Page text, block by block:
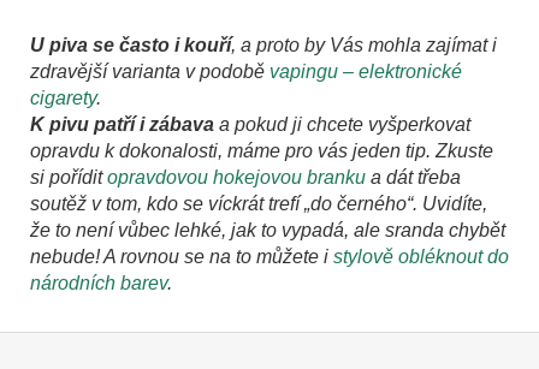
U piva se často i kouří, a proto by Vás mohla zajímat i
zdravější varianta v podobě vapingu – elektronické
cigarety.
K pivu patří i zábava a pokud ji chcete vyšperkovat
opravdu k dokonalosti, máme pro vás jeden tip. Zkuste
si poříditopravdovou hokejovou branku a dát třeba
soutěž v tom, kdo se víckrát trefí „do černého“. Uvidíte,
že to není vůbec lehké, jak to vypadá, ale sranda chybět
nebude! A rovnou se na to můžete i stylově obléknout do
národních barev.
Z